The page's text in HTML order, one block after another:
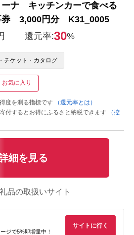
ナ キッチンカーで食べる
券 3,000円分 K31_0005
還元率:30%
チケット・カタログ
お気に入り
度を測る指標です
（還元率とは）
付するとお得にふるさと納税できます
（控
細を見る
品の取扱いサイト
ジで5%即増量中！
サイトに行く